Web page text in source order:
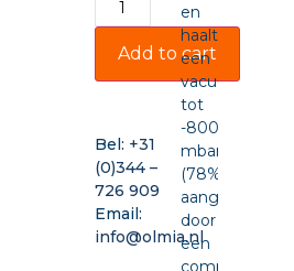
Add to cart
Bel: +31
(0)344 –
726 909
Email:
info@olmia.nl
en
haalt
een
vacuüm
tot
-800
mbar
(78%),
aangedreven
door
een
compacte